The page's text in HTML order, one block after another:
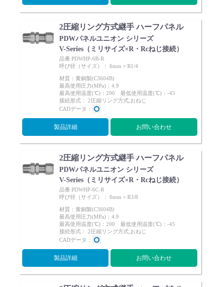
2圧縮リング方式継手 ハーフパネル
PDWパネルユニオン シリーズ
V-Series（ミリサイズ×R・Rcねじ接続）
品番:PDWHP-6B-R
呼び径（サイズ）： 6mm × R1/4
材質：黄銅製(C3604B)
最高使用圧力(MPa)：4.9
最高使用温度(℃)：200 最低使用温度(℃)：-45
接続形式： 2圧縮リング方式,おねじ
CADデータ：
製品詳細 お問い合わせ
2圧縮リング方式継手 ハーフパネル
PDWパネルユニオン シリーズ
V-Series（ミリサイズ×R・Rcねじ接続）
品番:PDWHP-6C-R
呼び径（サイズ）： 6mm × R3/8
材質：黄銅製(C3604B)
最高使用圧力(MPa)：4.9
最高使用温度(℃)：200 最低使用温度(℃)：-45
接続形式： 2圧縮リング方式,おねじ
CADデータ：
製品詳細 お問い合わせ